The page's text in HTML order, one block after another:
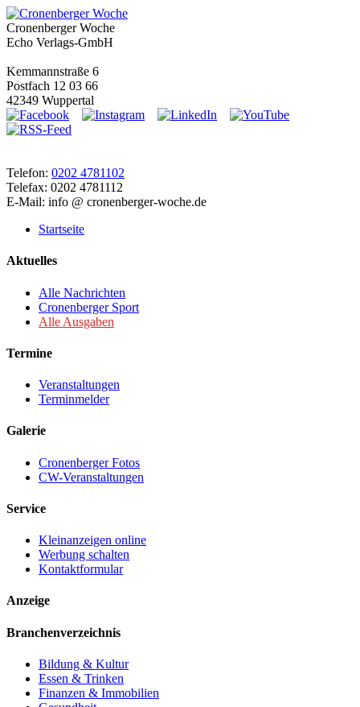
Cronenberger Woche
Echo Verlags-GmbH
Kemmannstraße 6
Postfach 12 03 66
42349 Wuppertal
Telefon: 0202 4781102
Telefax: 0202 4781112
E-Mail: info @ cronenberger-woche.de
Startseite
Aktuelles
Alle Nachrichten
Cronenberger Sport
Alle Ausgaben
Termine
Veranstaltungen
Terminmelder
Galerie
Cronenberger Fotos
CW-Veranstaltungen
Service
Kleinanzeigen online
Werbung schalten
Kontaktformular
Anzeige
Branchenverzeichnis
Bildung & Kultur
Essen & Trinken
Finanzen & Immobilien